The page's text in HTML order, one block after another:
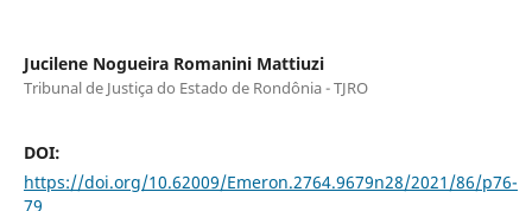
Jucilene Nogueira Romanini Mattiuzi
Tribunal de Justiça do Estado de Rondônia - TJRO
DOI:
https://doi.org/10.62009/Emeron.2764.9679n28/2021/86/p76-
79